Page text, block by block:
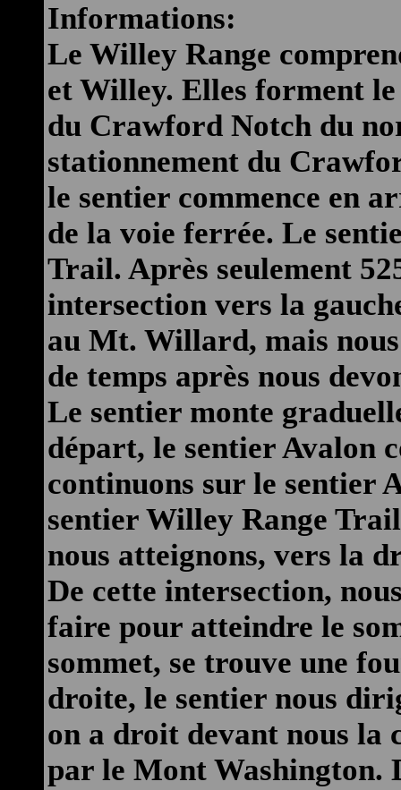
Informations:
Le Willey Range
et Willey. Elles forment
du Crawford Notch du
stationnement du
le sentier commence en
de la voie ferrée. Le
Trail. Après seulement
intersection vers la
au Mt. Willard, mais
de temps après nous
Le sentier monte
départ, le sentier Avalon
continuons sur le
sentier Willey Range
nous atteignons, vers la
De cette intersection,
faire pour atteindre le
sommet, se trouve une
droite, le sentier nous
on a droit devant nous la
par le Mont Washington.